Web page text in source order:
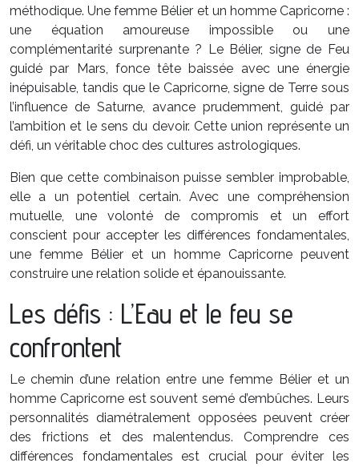
méthodique. Une femme Bélier et un homme Capricorne :
une équation amoureuse impossible ou une
complémentarité surprenante ? Le Bélier, signe de Feu
guidé par Mars, fonce tête baissée avec une énergie
inépuisable, tandis que le Capricorne, signe de Terre sous
l’influence de Saturne, avance prudemment, guidé par
l’ambition et le sens du devoir. Cette union représente un
défi, un véritable choc des cultures astrologiques.
Bien que cette combinaison puisse sembler improbable,
elle a un potentiel certain. Avec une compréhension
mutuelle, une volonté de compromis et un effort
conscient pour accepter les différences fondamentales,
une femme Bélier et un homme Capricorne peuvent
construire une relation solide et épanouissante.
Les défis : L’Eau et le feu se
confrontent
Le chemin d’une relation entre une femme Bélier et un
homme Capricorne est souvent semé d’embûches. Leurs
personnalités diamétralement opposées peuvent créer
des frictions et des malentendus. Comprendre ces
différences fondamentales est crucial pour éviter les